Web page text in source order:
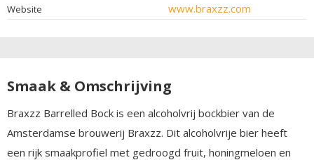
Website www.braxzz.com
Smaak & Omschrijving
Braxzz Barrelled Bock is een alcoholvrij bockbier van de
Amsterdamse brouwerij Braxzz. Dit alcoholvrije bier heeft
een rijk smaakprofiel met gedroogd fruit, honingmeloen en